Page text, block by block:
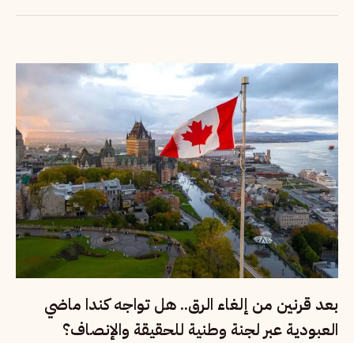
بعد قرنين من إلغاء الرق.. هل تواجه كندا ماضي
العبودية عبر لجنة وطنية للحقيقة والإنصاف؟